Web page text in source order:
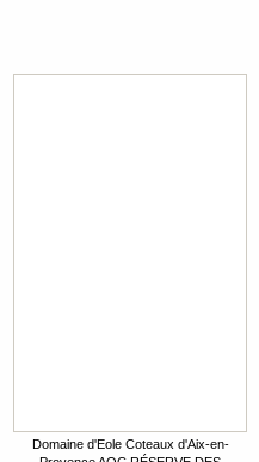
Domaine d'Eole Coteaux d'Aix-en-